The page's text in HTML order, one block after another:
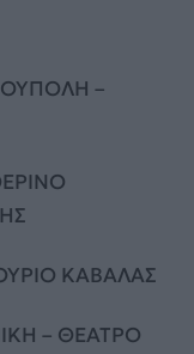
–
ΚΑΒΑΛΑΣ
– ΘΕΑΤΡΟ